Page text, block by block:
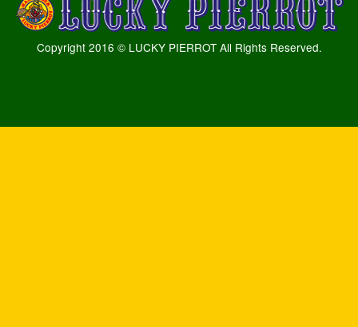
Copyright 2016 © LUCKY PIERROT All Rights Reserved.